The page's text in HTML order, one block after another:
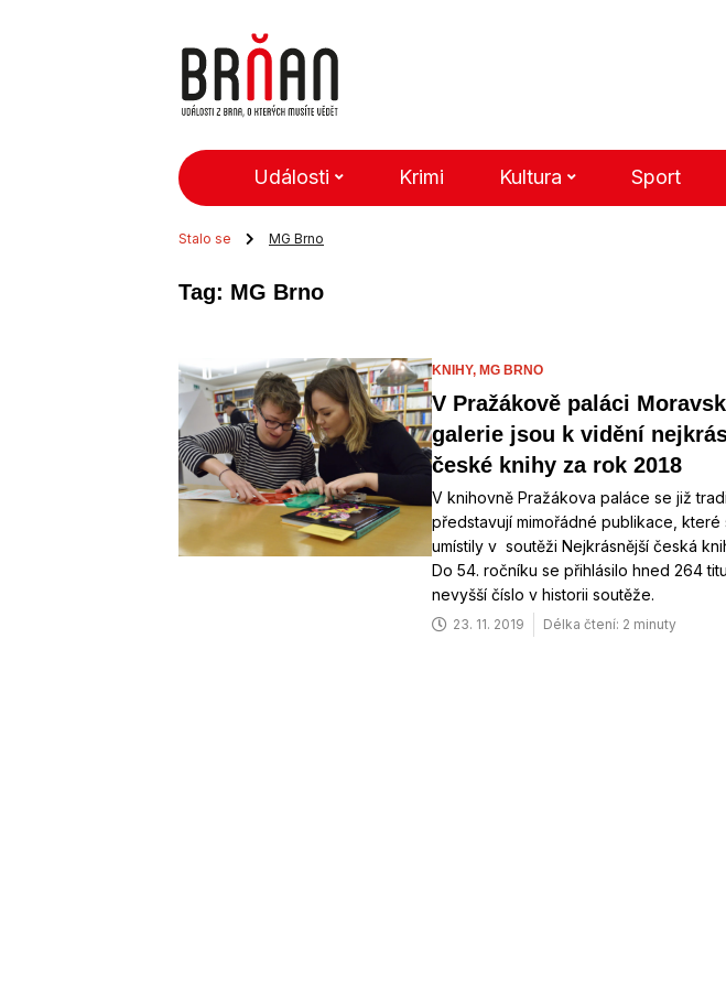
Události Krimi Kultura Sport
Stalo se MG Brno
Tag: MG Brno
KNIHY, MG BRNO
V Pražákově paláci
galerie jsou k vidění
české knihy za rok 2018
V knihovně Pražákova paláce se již
představují mimořádné publikace, které
umístily v soutěži Nejkrásnější česká
Do 54. ročníku se přihlásilo hned 264
nevyšší číslo v historii soutěže.
23. 11. 2019 Délka čtení: 2 minuty